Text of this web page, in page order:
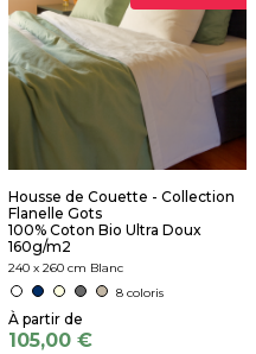
Housse de Couette - Collection
Flanelle Gots
100% Coton Bio Ultra Doux
160g/m2
240 x 260 cm Blanc
8 coloris
105,00 €